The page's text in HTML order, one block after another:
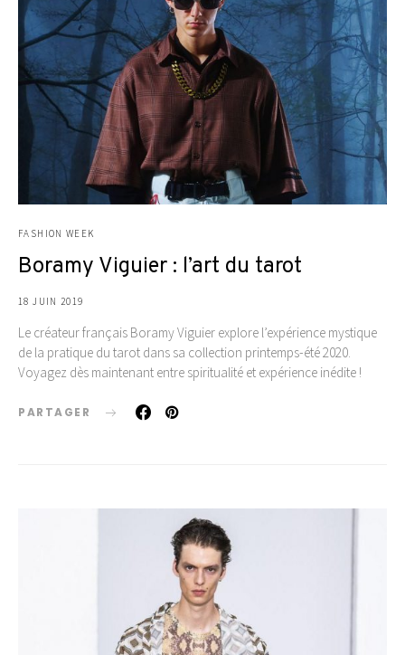
FASHION WEEK
Boramy Viguier : l’art du tarot
18 JUIN 2019
Le créateur français Boramy Viguier explore l’expérience mystique
de la pratique du tarot dans sa collection printemps-été 2020.
Voyagez dès maintenant entre spiritualité et expérience inédite !
PARTAGER